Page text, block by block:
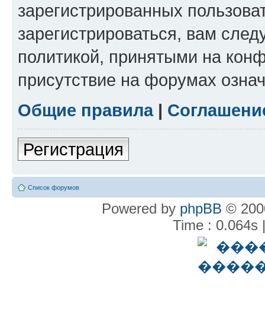
зарегистрированных
зарегистрироваться, вам
политикой, принятыми на
присутствие на форумах
Общие правила|
Регистрация
Список форумов
Powered by phpBB ©
Time : 0.064s